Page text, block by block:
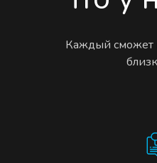
Каждый сможет